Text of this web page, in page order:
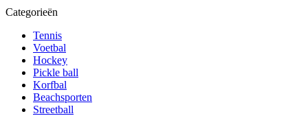
Categorieën
Tennis
Voetbal
Hockey
Pickle ball
Korfbal
Beachsporten
Streetball